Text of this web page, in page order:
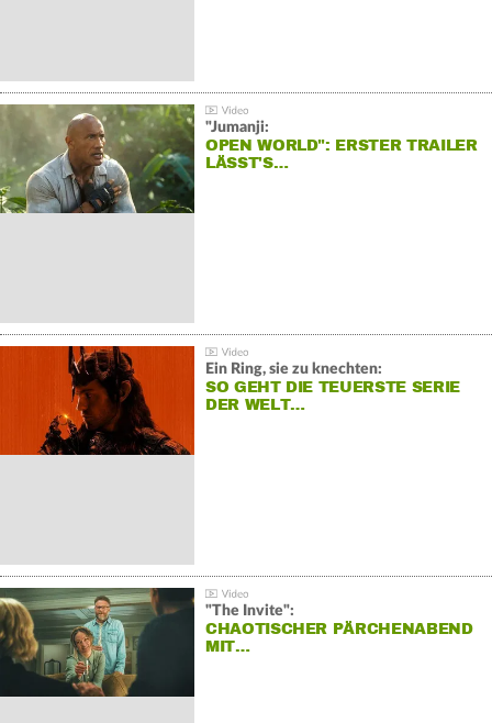
"Jumanji:
OPEN WORLD": ERSTER TRAILER
LÄSST'S…
Ein Ring, sie zu knechten:
SO GEHT DIE TEUERSTE SERIE
DER WELT…
"The Invite":
CHAOTISCHER PÄRCHENABEND
MIT…